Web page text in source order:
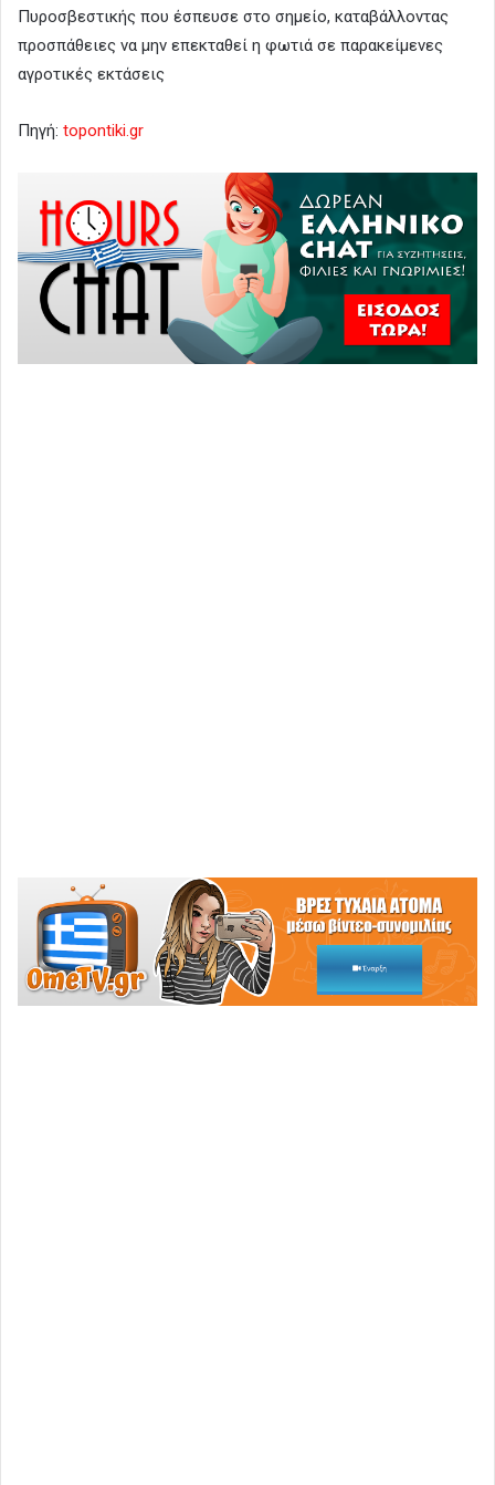
Πυροσβεστικής που έσπευσε στο σημείο, καταβάλλοντας
προσπάθειες να μην επεκταθεί η φωτιά σε παρακείμενες
αγροτικές εκτάσεις
Πηγή: topontiki.gr